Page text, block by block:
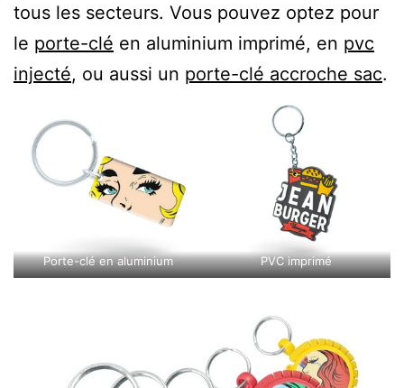
tous les secteurs. Vous pouvez optez pour
le porte-clé en aluminium imprimé, en pvc
injecté, ou aussi un porte-clé accroche sac.
Porte-clé en aluminium PVC imprimé